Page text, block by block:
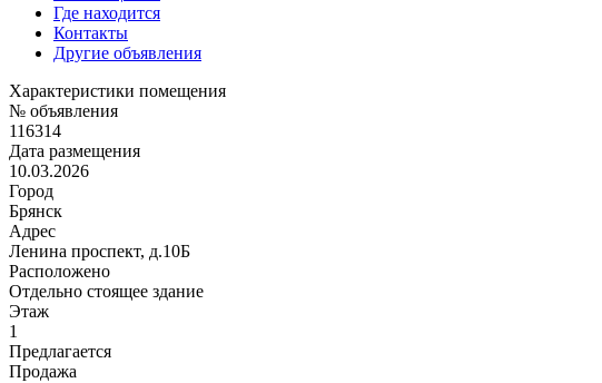
Где находится
Контакты
Другие объявления
Характеристики помещения
№ объявления
116314
Дата размещения
10.03.2026
Город
Брянск
Адрес
Ленина проспект, д.10Б
Расположено
Отдельно стоящее здание
Этаж
1
Предлагается
Продажа